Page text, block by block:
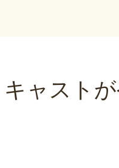
キャスト